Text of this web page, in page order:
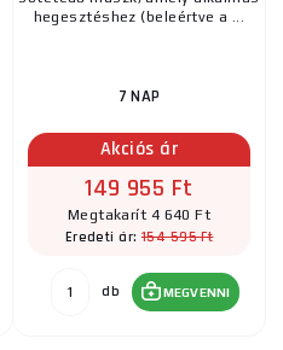
hegesztéshez (beleértve a ...
7 NAP
Akciós ár
149 955 Ft
Megtakarít 4 640 Ft
Eredeti ár: 154 595 Ft
db MEGVENNI